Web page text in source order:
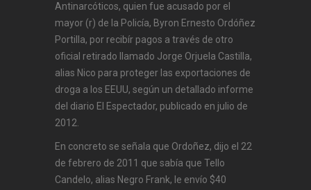
Antinarcóticos, quien fue acusado por el
mayor (r) de la Policía, Byron Ernesto Ordóñez
Portilla, por recibír pagos a través de otro
oficial retirado llamado Jorge Orjuela Castilla,
alias Nico para proteger las exportaciones de
droga a los EEUU, según un detallado informe
del diario El Espectador, publicado en julio de
2012.
En concreto se señala que Ordoñez, dijo el 22
de febrero de 2011 que sabía que Tello
Candelo, alias Negro Frank, le envío $40